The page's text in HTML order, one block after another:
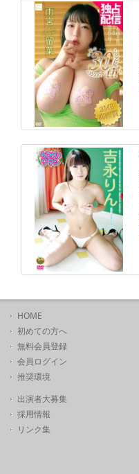
HOME
初めての方へ
無料会員登録
会員ログイン
推奨環境
出演者大募集
採用情報
リンク集